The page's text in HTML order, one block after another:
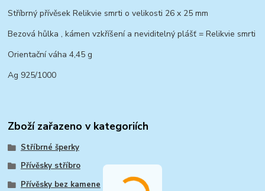
Stříbrný přívěsek Relikvie smrti o velikosti 26 x 25 mm
Bezová hůlka , kámen vzkříšení a neviditelný plášť = Relikvie smrti
Orientační váha 4,45 g
Ag 925/1000
Zboží zařazeno v kategoriích
Stříbrné šperky
Přívěsky stříbro
Přívěsky bez kamene